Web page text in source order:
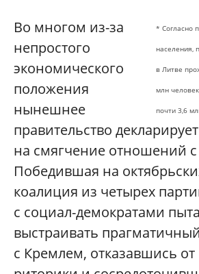
* Согласно
населения,
в Литве
млн
почти 3,6
Во многом из-за
непростого
экономического
положения
нынешнее
правительство
на смягчение отношений
Победившая на
коалиция из четырех
с социал-демократами
выстраивать
с Кремлем, отказавшись